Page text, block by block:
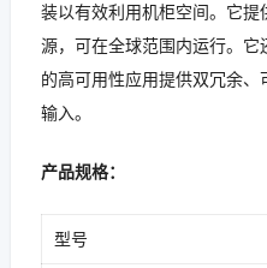
装以有效利用机柜空间。它
源，可在全球范围内运行。它
的高可用性应用提供双冗余、
输入。
产品规格：
型号